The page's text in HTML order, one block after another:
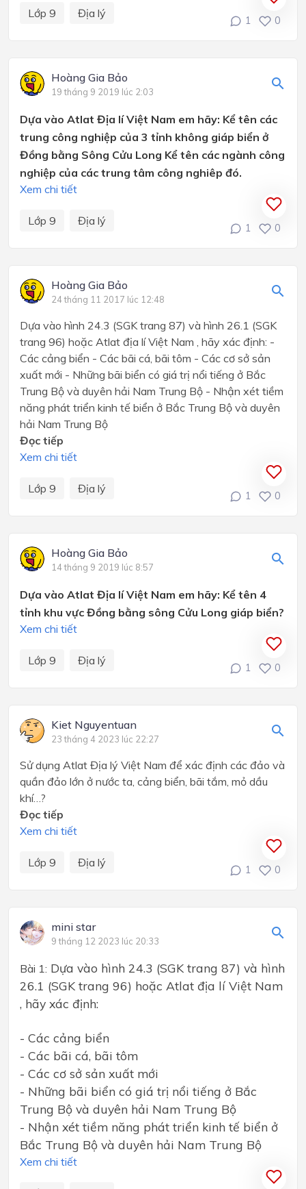
Lớp 9 Địa lý
1 0
Hoàng Gia Bảo
19 tháng 9 2019 lúc 2:03
Dựa vào Atlat Địa lí Việt Nam em hãy: Kể tên các
trung công nghiệp của 3 tỉnh không giáp biển ở
Đồng bằng Sông Cửu Long Kể tên các ngành công
nghiệp của các trung tâm công nghiêp đó.
Xem chi tiết
Lớp 9 Địa lý
1 0
Hoàng Gia Bảo
24 tháng 11 2017 lúc 12:48
Dựa vào hình 24.3 (SGK trang 87) và hình 26.1 (SGK
trang 96) hoặc Atlat địa lí Việt Nam , hãy xác định: -
Các cảng biển - Các bãi cá, bãi tôm - Các cơ sở sản
xuất mới - Những bãi biển có giá trị nổi tiếng ở Bắc
Trung Bộ và duyên hải Nam Trung Bộ - Nhận xét tiềm
năng phát triển kinh tế biển ở Bắc Trung Bộ và duyên
hải Nam Trung Bộ
Đọc tiếp
Xem chi tiết
Lớp 9 Địa lý
1 0
Hoàng Gia Bảo
14 tháng 9 2019 lúc 8:57
Dựa vào Atlat Địa lí Việt Nam em hãy: Kể tên 4
tỉnh khu vực Đồng bằng sông Cửu Long giáp biển?
Xem chi tiết
Lớp 9 Địa lý
1 0
Kiet Nguyentuan
23 tháng 4 2023 lúc 22:27
Sử dụng Atlat Địa lý Việt Nam để xác định các đảo và
quần đảo lớn ở nước ta, cảng biển, bãi tắm, mỏ dầu
khí…?
Đọc tiếp
Xem chi tiết
Lớp 9 Địa lý
1 0
mini star
9 tháng 12 2023 lúc 20:33
Bài 1: Dựa vào hình 24.3 (SGK trang 87) và hình
26.1 (SGK trang 96) hoặc Atlat địa lí Việt Nam
, hãy xác định:
- Các cảng biển
- Các bãi cá, bãi tôm
- Các cơ sở sản xuất mới
- Những bãi biển có giá trị nổi tiếng ở Bắc
Trung Bộ và duyên hải Nam Trung Bộ
- Nhận xét tiềm năng phát triển kinh tế biển ở
Bắc Trung Bộ và duyên hải Nam Trung Bộ
Xem chi tiết